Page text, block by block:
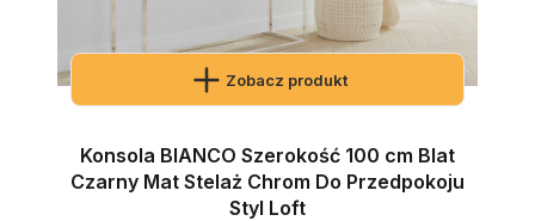
Zobacz produkt
Konsola BIANCO Szerokość 100 cm Blat
Czarny Mat Stelaż Chrom Do Przedpokoju
Styl Loft